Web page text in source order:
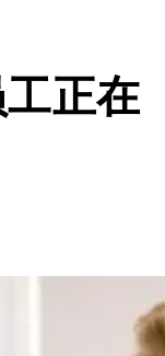
正在